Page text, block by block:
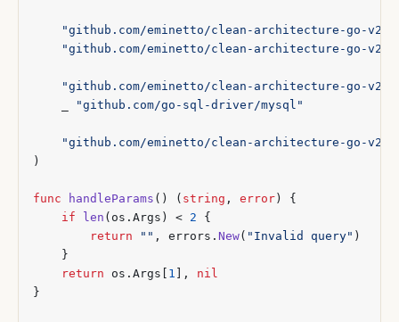
"github.com/eminetto/clean-architecture-go-
"github.com/eminetto/clean-architecture-go-v2/
"github.com/eminetto/clean-architecture-go-v2/
"github.com/go-sql-driver/mysql"
"github.com/eminetto/clean-architecture-go-v2/
)
func handleParams () ( string , error )
{
if
len ( os . Args ) < 2
{
return
"" , errors . New( "Invalid query" )
}
return
os . Args 1 ],
nil
}